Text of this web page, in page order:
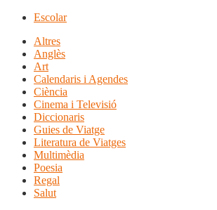
Escolar
Altres
Anglès
Art
Calendaris i Agendes
Ciència
Cinema i Televisió
Diccionaris
Guies de Viatge
Literatura de Viatges
Multimèdia
Poesia
Regal
Salut